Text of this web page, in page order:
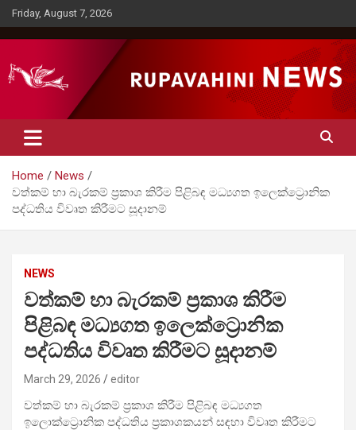
Skip
to
content
Friday, August 7, 2026
Rupavahini News
Home
News
වත්කම් හා බැරකම් ප්‍රකාශ කිරීම පිළිබඳ මධ්‍යගත ඉලෙක්ට්‍රොනික
පද්ධතිය විවෘත කිරීමට සූදානම්
NEWS
වත්කම් හා බැරකම් ප්‍රකාශ කිරීම
පිළිබඳ මධ්‍යගත ඉලෙක්ට්‍රොනික
පද්ධතිය විවෘත කිරීමට සූදානම්
March 29, 2026 editor
වත්කම් හා බැරකම් ප්‍රකාශ කිරීම පිළිබඳ මධ්‍යගත
ඉලොක්ට්‍රොනික පද්ධතිය ප්‍රකාශකයන් සඳහා විවෘත කිරීමට